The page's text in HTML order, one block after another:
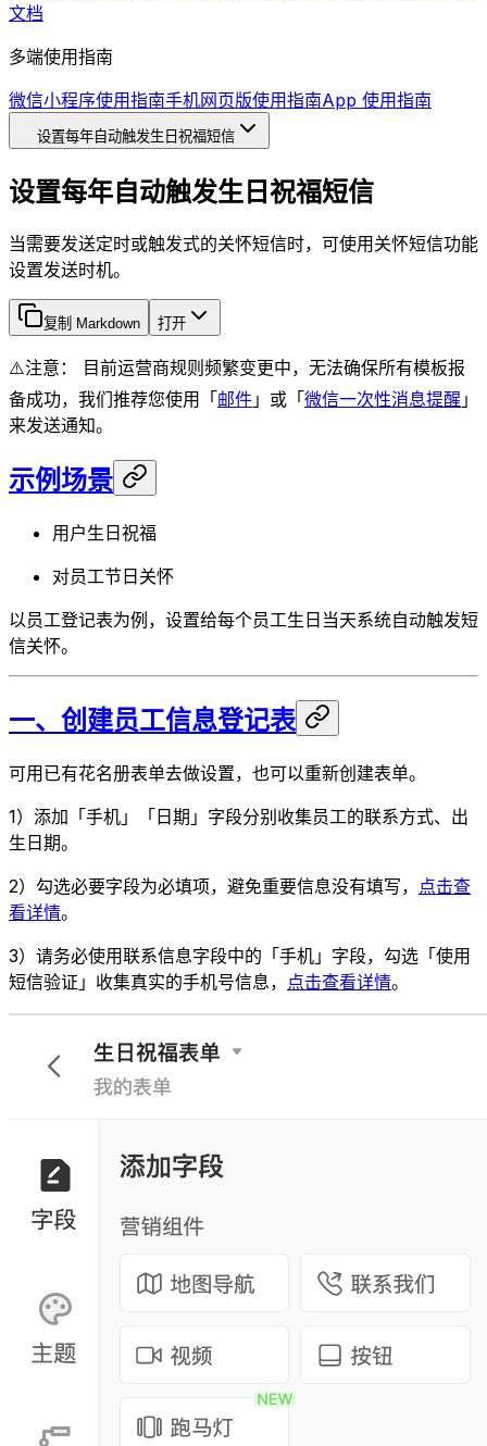
文档
多端使用指南
微信小程序使用指南手机网页版使用指南App 使用指南
设置每年自动触发生日祝福短信
设置每年自动触发生日祝福短信
当需要发送定时或触发式的关怀短信时，可使用关怀短信功能
设置发送时机。
复制 Markdown 打开
⚠️注意： 目前运营商规则频繁变更中，无法确保所有模板报
备成功，我们推荐您使用「邮件 」或「微信一次性消息提醒 」
来发送通知。
示例场景
用户生日祝福
对员工节日关怀
以员工登记表为例，设置给每个员工生日当天系统自动触发短
信关怀。
一、创建员工信息登记表
可用已有花名册表单去做设置，也可以重新创建表单。
1）添加「手机」「日期」字段分别收集员工的联系方式、出
生日期。
2）勾选必要字段为必填项，避免重要信息没有填写， 点击查
看详情。
3）请务必使用联系信息字段中的「手机」字段，勾选「使用
短信验证」收集真实的手机号信息， 点击查看详情。